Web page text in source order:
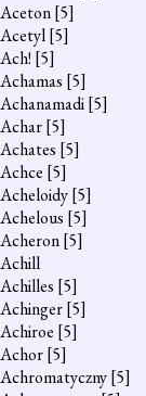
Aceton[5]
Acetyl[5]
Ach! [5]
Achamas [5]
Achanamadi[5]
Achar[5]
Achates [5]
Achce [5]
Acheloidy[5]
Achelous [5]
Acheron[5]
Achill
Achilles [5]
Achinger[5]
Achiroe [5]
Achor[5]
Achromatyczny[5]